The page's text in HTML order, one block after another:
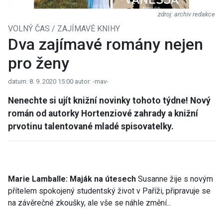
archiv redakce
VOLNÝ ČAS / ZAJÍMAVÉ KNIHY
Dva zajímavé romány nejen
pro ženy
datum: 8. 9. 2020 15:00 autor: -mav-
Nenechte si ujít knižní novinky tohoto týdne! Nový
román od autorky Hortenziové zahrady a knižní
prvotinu talentované mladé spisovatelky.
Marie Lamballe: Maják na útesech Susanne žije s novým
přítelem spokojený studentský život v Paříži, připravuje se
na závěrečné zkoušky, ale vše se náhle změní...